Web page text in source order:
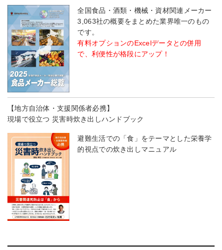
全国食品・酒類・機械・資材関連メーカー
3,063社の概要をまとめた業界唯一のもの
です。
有料オプションのExcelデータとの併用
で、利便性が格段にアップ！
【地方自治体・支援関係者必携】
現場で役立つ 災害時炊き出しハンドブック
避難生活での「食」をテーマとした栄養学
的視点での炊き出しマニュアル